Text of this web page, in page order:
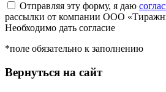
Отправляя эту форму, я даю
рассылки от компании ООО
Необходимо дать согласие
*поле обязательно к заполнению
Вернуться на сайт